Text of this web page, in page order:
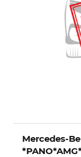
Mercedes-